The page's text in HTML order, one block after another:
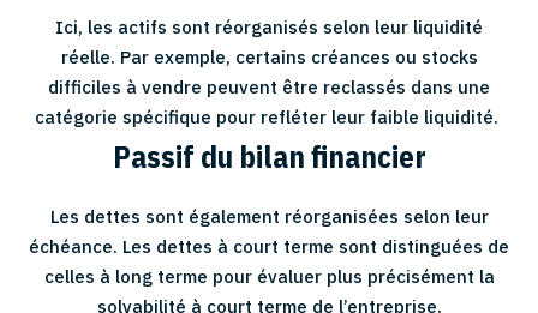
Ici, les actifs sont réorganisés selon leur liquidité
réelle. Par exemple, certains créances ou stocks
difficiles à vendre peuvent être reclassés dans une
catégorie spécifique pour refléter leur faible liquidité.
Passif du bilan financier
Les dettes sont également réorganisées selon leur
échéance. Les dettes à court terme sont distinguées de
celles à long terme pour évaluer plus précisément la
solvabilité à court terme de l’entreprise.